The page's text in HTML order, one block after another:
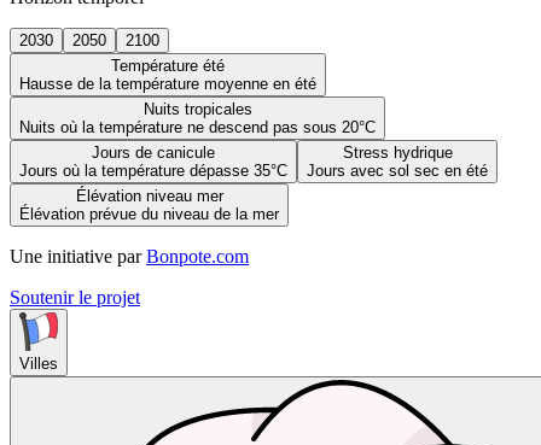
2030 2050
2100
Température été
Hausse de la température moyenne en été
Nuits tropicales
Nuits où la température ne descend pas sous 20°C
Jours de canicule
Jours où la température dépasse 35°C
Stress hydrique
Jours avec sol sec en été
Élévation niveau mer
Élévation prévue du niveau de la mer
Une initiative par Bonpote.com
Soutenir le projet
Villes